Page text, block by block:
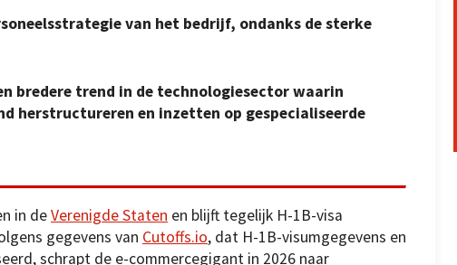
van het bedrijf, ondanks de sterke
bredere trend in de technologiesector waarin
herstructureren en inzetten op gespecialiseerde
in deVerenigde Staten en blijft tegelijk H-1B-visa
gegevens van Cutoffs.io, dat H-1B-visumgegevens en
schrapt de e-commercegigant in 2026 naar